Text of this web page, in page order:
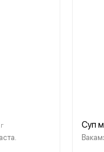
Суп